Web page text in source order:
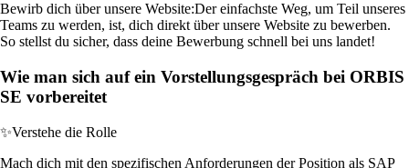
Bewirb dich über unsere Website:Der einfachste Weg, um Teil unseres
Teams zu werden, ist, dich direkt über unsere Website zu bewerben.
So stellst du sicher, dass deine Bewerbung schnell bei uns landet!
Wie man sich auf ein Vorstellungsgespräch bei ORBIS
SE vorbereitet
✨Verstehe die Rolle
Mach dich mit den spezifischen Anforderungen der Position als SAP